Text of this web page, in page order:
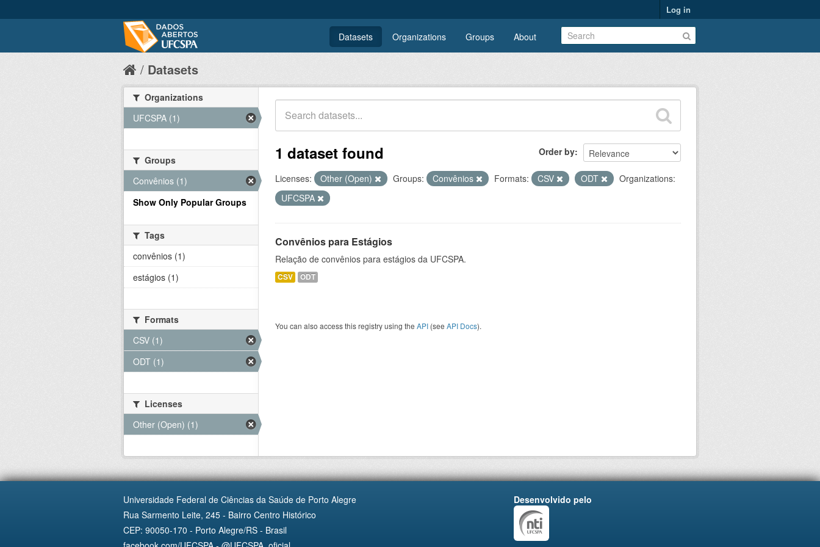
Log in
Datasets Organizations Groups About
Datasets
Order by
1 dataset found
Licenses: Other (Open) Groups: Convênios Formats: CSV ODT
Organizations:
UFCSPA
Convênios para Estágios
Relação de convênios para estágios da UFCSPA.
CSV ODT
You can also access this registry using the API (see API Docs).
Organizations
UFCSPA (1)
Groups
Convênios (1)
Show Only Popular Groups
Tags
convênios (1)
estágios (1)
Formats
CSV (1)
ODT (1)
Licenses
Other (Open) (1)
Universidade Federal de Ciências da Saúde de Porto Alegre
Rua Sarmento Leite, 245 - Bairro Centro Histórico
CEP: 90050-170 - Porto Alegre/RS - Brasil
Desenvolvido pelo